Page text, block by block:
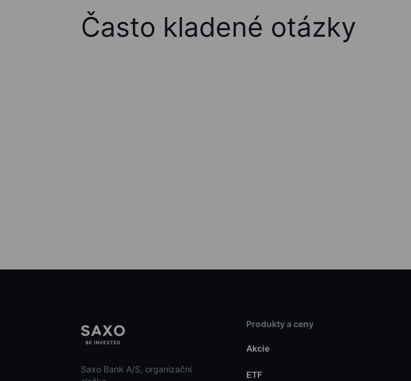
Často kladené otázky
Saxo Bank A/S, organizační
Produkty a ceny
Akcie
ETF